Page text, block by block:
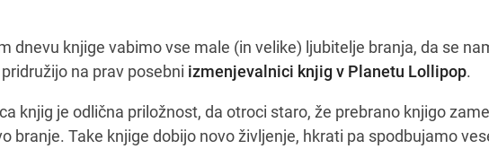
dnevu knjige vabimo vse male (in velike) ljubitelje branja, da se
na prav posebni izmenjevalnici knjig v Planetu Lollipop.
knjig je odlična priložnost, da otroci staro, že prebrano knjigo
branje. Take knjige dobijo novo življenje, hkrati pa spodbujamo